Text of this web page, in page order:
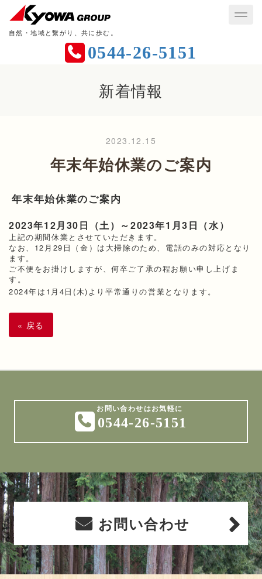
自然・地域と繋がり、共に歩む。
0544-26-5151
新着情報
2023.12.15
年末年始休業のご案内
年末年始休業のご案内
2023年12月30日（土）～2023年1月3日（水）
上記の期間休業とさせていただきます。
なお、12月29日（金）は大掃除のため、電話のみの対応となり
ます。
ご不便をお掛けしますが、何卒ご了承の程お願い申し上げま
す。
2024年は1月4日(木)より平常通りの営業となります。
« 戻る
0544-26-5151
お問い合わせ